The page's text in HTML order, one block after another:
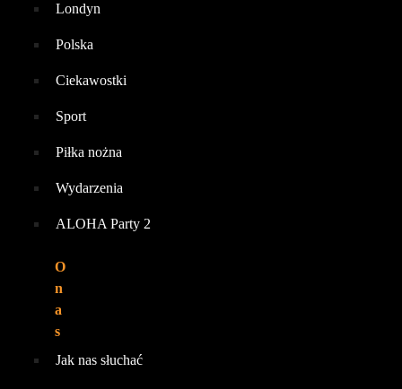
Londyn
Polska
Ciekawostki
Sport
Piłka nożna
Wydarzenia
ALOHA Party 2
O
n
a
s
Jak nas słuchać